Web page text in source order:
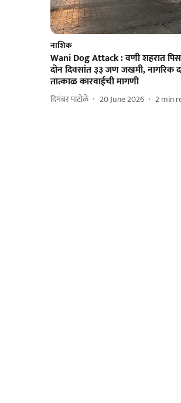
नाशिक
Wani Dog Attack : वणी शहरात
दोन दिवसांत ३३ जण जखमी, नागरिक
तात्काळ कारवाईची मागणी
दिगंबर पाटोळे 20 June 2026 2min